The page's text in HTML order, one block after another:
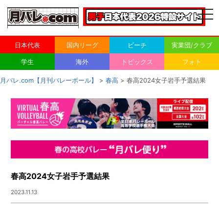
日本代表 国内リーグ ビーチ 実業団/クラブ
学生 海外 トピックス フォト
月バレ.com【月刊バレーボール】 > 春高 > 春高2024女子岩手予選結果
春高2024女子岩手予選結果
2023.11.13